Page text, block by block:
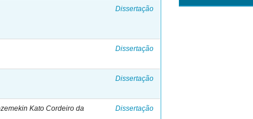
Dissertação
Dissertação
Dissertação
Kato Cordeiro da Dissertação